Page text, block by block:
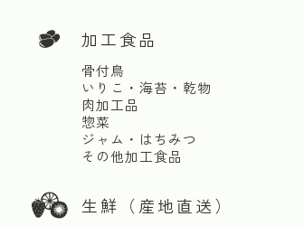
加工食品
骨付鳥
いりこ・海苔・乾物
肉加工品
惣菜
ジャム・はちみつ
その他加工食品
生鮮（産地直送）